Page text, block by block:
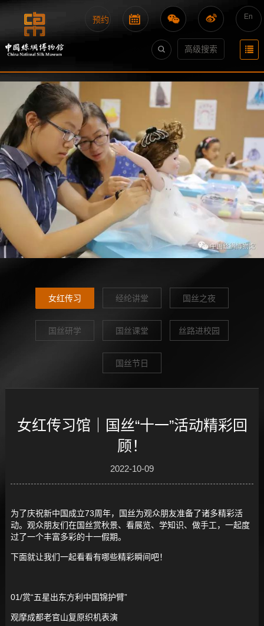
En
预约
高级搜索
女红传习 经纶讲堂 国丝之夜
国丝研学 国丝课堂 丝路进校园
国丝节日
女红传习馆｜国丝“十一”活动精彩回
顾！
2022-10-09
为了庆祝新中国成立73周年，国丝为观众朋友准备了诸多精彩活
动。观众朋友们在国丝赏秋景、看展览、学知识、做手工，一起度
过了一个丰富多彩的十一假期。
下面就让我们一起看看有哪些精彩瞬间吧！
01/赏“五星出东方利中国锦护臂”
观摩成都老官山复原织机表演